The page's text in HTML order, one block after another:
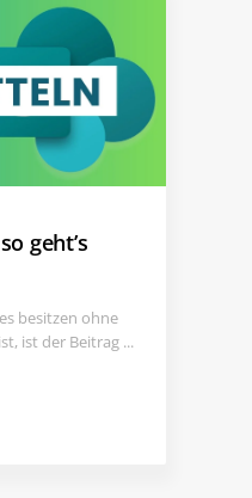
geht’s
besitzen ohne
ist der Beitrag ...